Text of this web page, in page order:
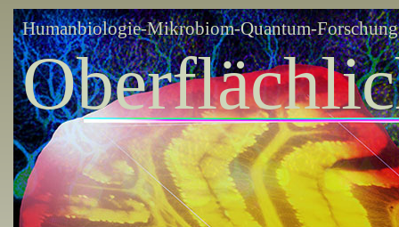
Humanbiologie-Mikrobiom-Quantum-